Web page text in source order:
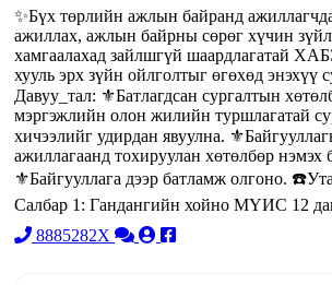
✨Бүх төрлийн ажлын байранд
ажиллах, ажлын байрны сөрөг хүчин
хамгаалахад зайлшгүй шаардлагатай
хууль эрх зүйн ойлголтыг өгөхөд энэхүү
Давуу_тал: ⚜️Батлагдсан сургалтын
мэргэжлийн олон жилийн туршлагатай
хичээлийг удирдан явуулна.
ажиллагаанд тохируулан хөтөлбөр нэмэх
⚜️Байгууллага дээр батламж олгоно.
Салбар 1: Гандангийн хойно МҮИС 12
8885282X